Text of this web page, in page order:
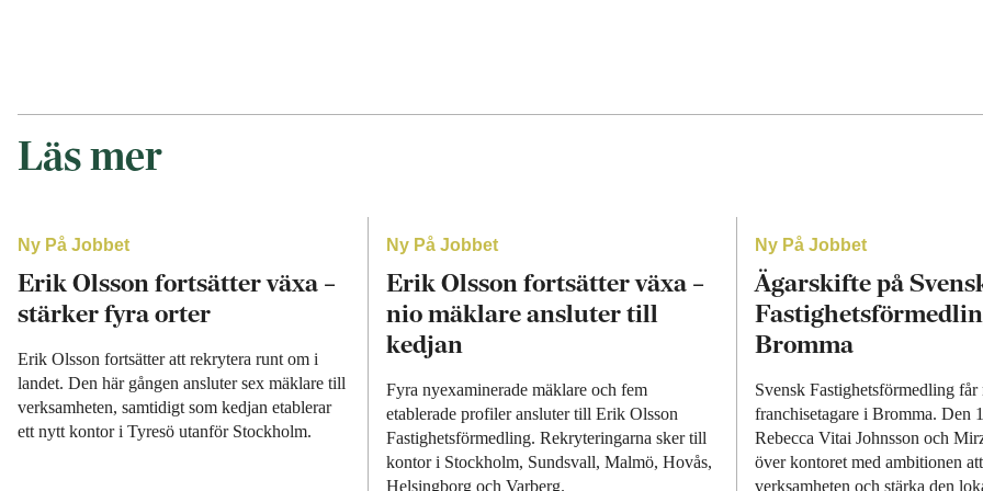
Läs mer
Ny På Jobbet
Erik Olsson fortsätter växa –
stärker fyra orter
Erik Olsson fortsätter att rekrytera runt om i
landet. Den här gången ansluter sex mäklare till
verksamheten, samtidigt som kedjan etablerar
ett nytt kontor i Tyresö utanför Stockholm.
Ny På Jobbet
Erik Olsson fortsätter växa –
nio mäklare ansluter till
kedjan
Fyra nyexaminerade mäklare och fem
etablerade profiler ansluter till Erik Olsson
Fastighetsförmedling. Rekryteringarna sker till
kontor i Stockholm, Sundsvall, Malmö, Hovås,
Helsingborg och Varberg.
Ny På Jobbet
Ägarskifte på
Bromma
Svensk Fastighetsförmedling får
franchisetagare i Bromma. Den
Rebecca Vitai Johnsson och
över kontoret med ambitionen
verksamheten och stärka den